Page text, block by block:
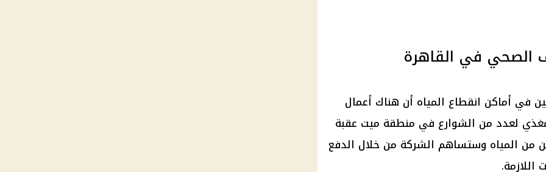
الصحي في القاهرة
في أماكن انقطاع المياه أن هناك أعمال
لعدد من الشوارع في منطقة ميت عقبة
من المياه وستساهم الشركة من خلال الدفع
اللازمة.